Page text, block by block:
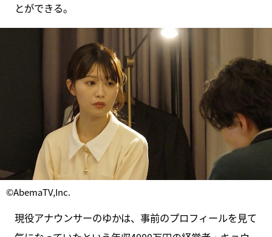
とができる。
©AbemaTV,Inc.
現役アナウンサーのゆかは、事前のプロフィールを見て